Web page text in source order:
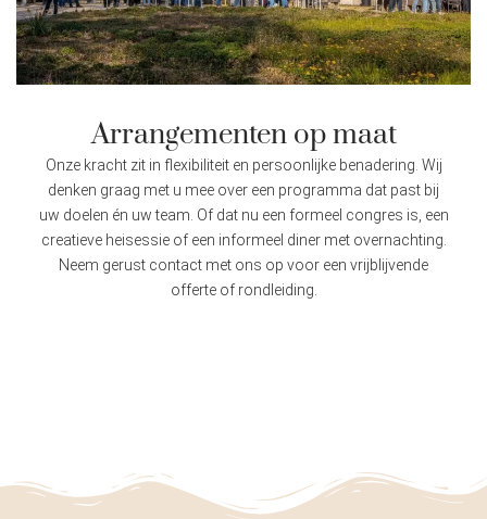
Arrangementen op maat
Onze kracht zit in flexibiliteit en persoonlijke benadering. Wij
denken graag met u mee over een programma dat past bij
uw doelen én uw team. Of dat nu een formeel congres is, een
creatieve heisessie of een informeel diner met overnachting.
Neem gerust contact met ons op voor een vrijblijvende
offerte of rondleiding.